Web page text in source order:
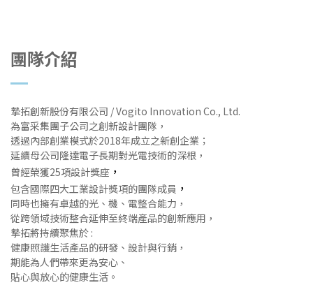
團隊介紹
摯拓創新股份有限公司 / Vogito Innovation Co., Ltd.
為富采集團子公司之創新設計團隊，
透過內部創業模式於2018年成立之新創企業；
延續母公司隆達電子長期對光電技術的深根，
曾經榮獲25項設計獎座 ，
包含國際四大工業設計獎項的團隊成員 ，
同時也擁有卓越的光、機、電整合能力，
從跨領域技術整合延伸至終端產品的創新應用，
摯拓將持續聚焦於 :
健康照護生活產品的研發、設計與行銷，
期能為人們帶來更為安心、
貼心與放心的健康生活。